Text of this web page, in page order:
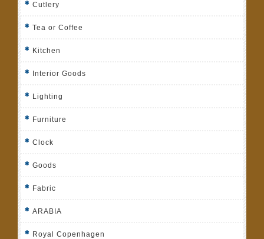
Cutlery
Tea or Coffee
Kitchen
Interior Goods
Lighting
Furniture
Clock
Goods
Fabric
ARABIA
Royal Copenhagen